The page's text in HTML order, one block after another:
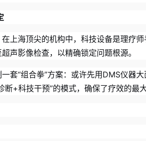
上海顶尖的机构中，科技设备是理疗
声影像检查，以精确锁定问题根源。
套“组合拳”方案：或许先用DMS仪
+科技干预”的模式，确保了疗效的最